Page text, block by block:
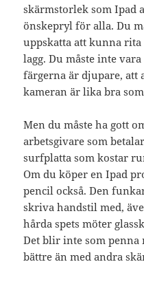
skärmstorlek som Ipad
önskepryl för alla. Du
uppskatta att kunna
lagg. Du måste inte
färgerna är djupare, att
kameran är lika bra
Men du måste ha gott
arbetsgivare som
surfplatta som kostar
Om du köper en Ipad
pencil också. Den
skriva handstil med,
hårda spets möter
Det blir inte som
bättre än med andra